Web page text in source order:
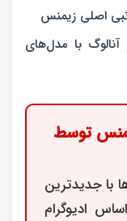
اصلی زیمنس
با مدل‌های
توسط
با جدیدترین
ادیوگرام